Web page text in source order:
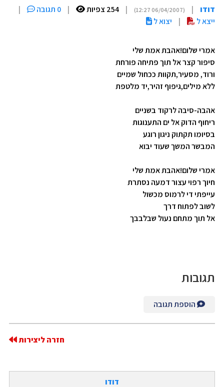
דודו
דודו |
(06/04/2007 12:27)
| 254 צפיות | 0 תגובה
|
ייצא ל
| יצוא ל
אמרי שלום!אהבת אמת שלי
סיפור קצר אל תוך פתיחה פורחת
ורוד, מסעיר,תקוות ככחול שמיים
ללא מילים,גיפוף זהיר,יד מלטפת
אהבה-סיבה לרקוד בשניים
ריחוף הדוק אל ים התענוגות
בסיומו תקתוק ניגון רוגע
המבשר המשך שעוד יבוא
אמרי שלום!אהבת אמת שלי
חיוך רפוי עצור דמעה נסתרת
עייפתי די לרמוס מכשול
לשוב לפתוח דרך
אל תוך מתחם נעול שבלבבך
תגובות
הוספת תגובה
חזרה ליצירות